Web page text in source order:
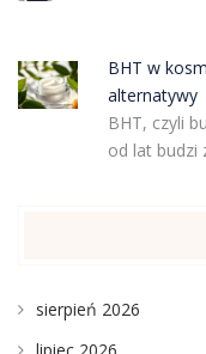
BHT w
alternatywy
BHT, czyli
od lat budzi
sierpień 2026